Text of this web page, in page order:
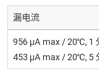
漏电流
956 μA max / 20℃, 1
453 μA max / 20℃, 5